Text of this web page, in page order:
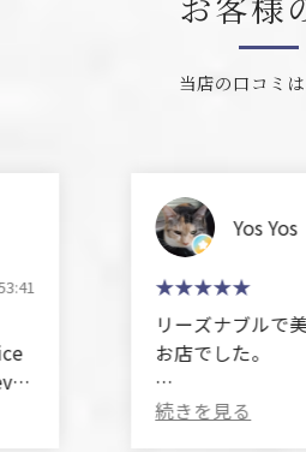
当店の口コミ
Yos Yos
リーズナブルで美味しいだ
お店でした。
(Translated by Google)